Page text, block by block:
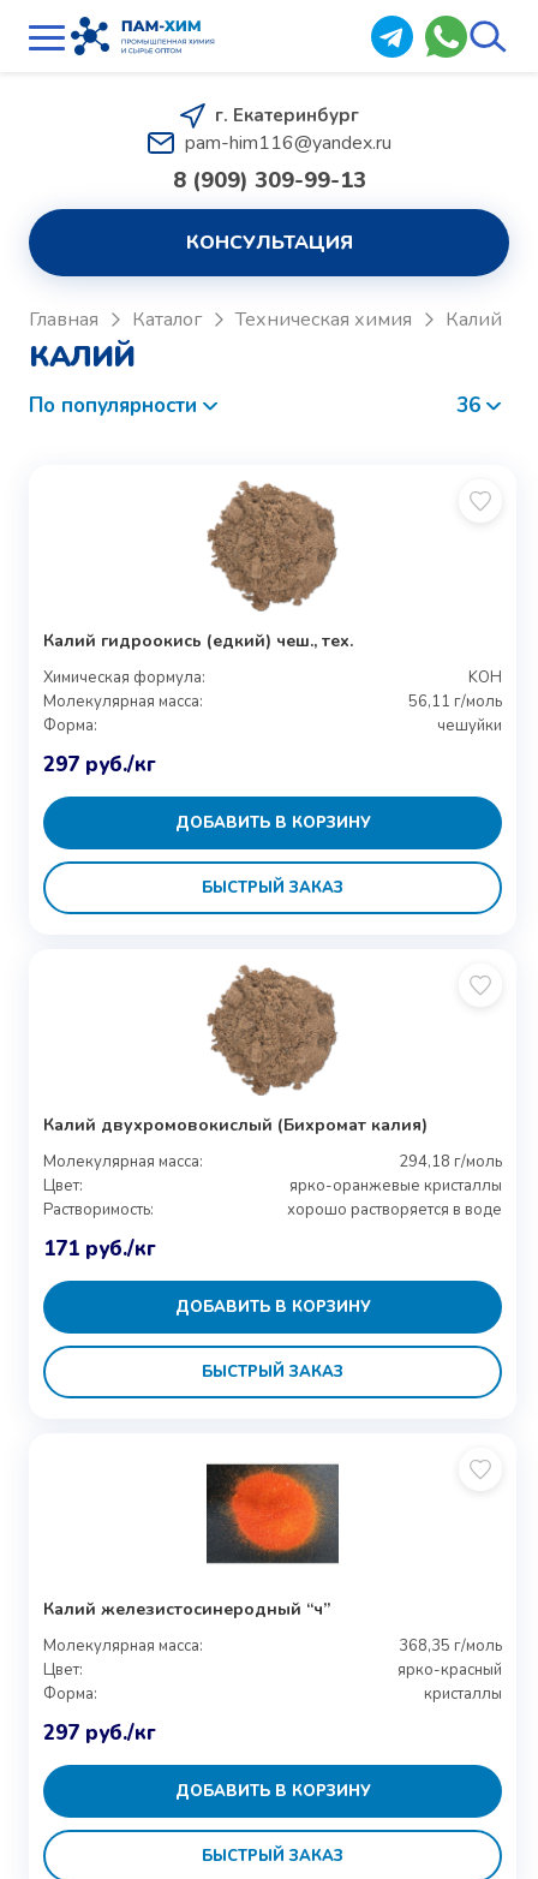
г. Екатеринбург
pam-him116@yandex.ru
8 (909) 309-99-13
КОНСУЛЬТАЦИЯ
Главная Каталог Техническая химия Калий
КАЛИЙ
По популярности 36
Калий гидроокись (едкий) чеш., тех.
Химическая формула:
KOH
Молекулярная масса:
56,11 г/моль
Форма:
чешуйки
297 руб./кг
ДОБАВИТЬ В КОРЗИНУ
БЫСТРЫЙ ЗАКАЗ
Калий двухромовокислый (Бихромат калия)
Молекулярная масса:
294,18 г/моль
Цвет:
ярко-оранжевые кристаллы
Растворимость:
хорошо растворяется в воде
171 руб./кг
ДОБАВИТЬ В КОРЗИНУ
БЫСТРЫЙ ЗАКАЗ
Калий железистосинеродный “ч”
Молекулярная масса:
368,35 г/моль
Цвет:
ярко-красный
Форма:
кристаллы
297 руб./кг
ДОБАВИТЬ В КОРЗИНУ
БЫСТРЫЙ ЗАКАЗ